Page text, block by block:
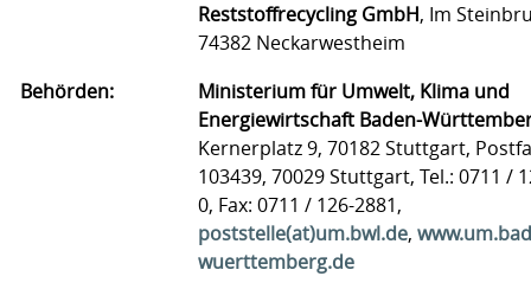
Reststoffrecycling GmbH, Im
74382 Neckarwestheim
Behörden:
Ministerium für Umwelt, Klima und
Energiewirtschaft Baden-
Kernerplatz 9, 70182 Stuttgart,
103439, 70029 Stuttgart, Tel.: 0711 /
0, Fax: 0711 / 126-2881,
poststelle(at)um.bwl.de,
wuerttemberg.de